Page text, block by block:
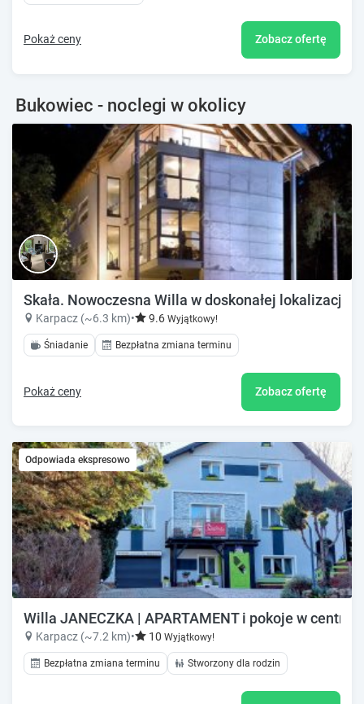
Pokaż ceny Zobacz ofertę
Bukowiec - noclegi w okolicy
Skała. Nowoczesna Willa w doskonałej lokalizacji
Karpacz (~6.3 km)• 9.6 Wyjątkowy!
Śniadanie Bezpłatna zmiana terminu
Pokaż ceny Zobacz ofertę
Odpowiada ekspresowo
Willa JANECZKA | APARTAMENT i pokoje w centrum
Karpacz (~7.2 km)• 10 Wyjątkowy!
Bezpłatna zmiana terminu Stworzony dla rodzin